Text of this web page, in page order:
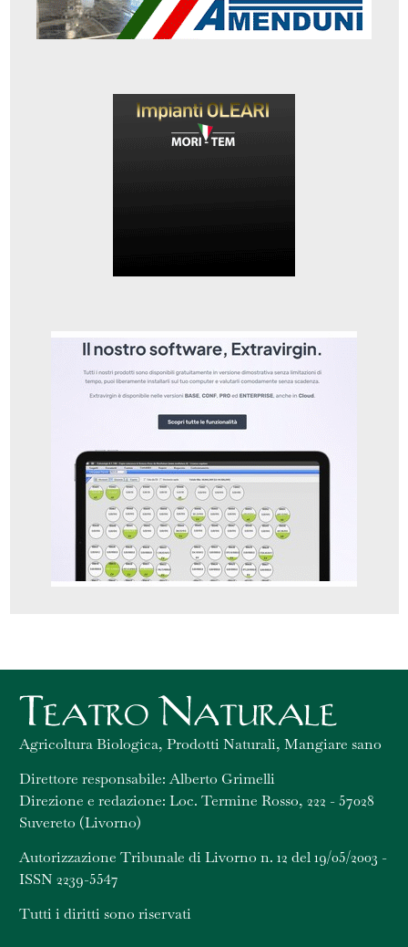
Agricoltura Biologica, Prodotti Naturali, Mangiare sano
Direttore responsabile: Alberto Grimelli
Direzione e redazione: Loc. Termine Rosso, 222 - 57028
Suvereto (Livorno)
Autorizzazione Tribunale di Livorno n. 12 del 19/05/2003 -
ISSN 2239-5547
Tutti i diritti sono riservati